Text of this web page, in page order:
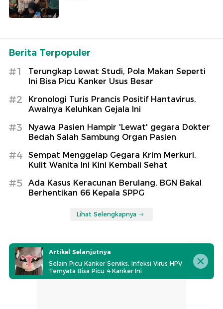
Berita Terpopuler
#1
Terungkap Lewat Studi, Pola Makan Seperti
Ini Bisa Picu Kanker Usus Besar
#2
Kronologi Turis Prancis Positif Hantavirus,
Awalnya Keluhkan Gejala Ini
#3
Nyawa Pasien Hampir 'Lewat' gegara Dokter
Bedah Salah Sambung Organ Pasien
#4
Sempat Menggelap Gegara Krim Merkuri,
Kulit Wanita Ini Kini Kembali Sehat
#5
Ada Kasus Keracunan Berulang, BGN Bakal
Berhentikan 66 Kepala SPPG
Lihat Selengkapnya
Artikel Selanjutnya
Selain Picu Kanker Serviks, Infeksi Virus HPV
Ternyata Bisa Picu 4 Kanker Ini